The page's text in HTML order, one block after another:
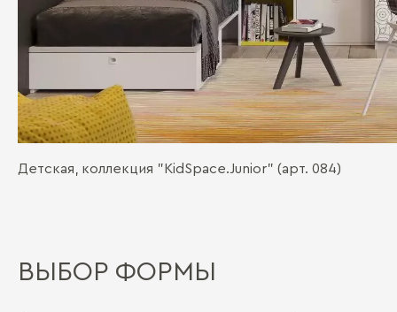
Детская, коллекция "KidSpace.Junior" (арт. 084)
ВЫБОР ФОРМЫ